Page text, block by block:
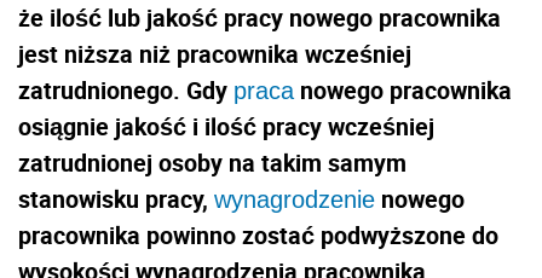
że ilość lub jakość pracy nowego pracownika
jest niższa niż pracownika wcześniej
zatrudnionego. Gdy pracanowego pracownika
osiągnie jakość i ilość pracy wcześniej
zatrudnionej osoby na takim samym
stanowisku pracy, wynagrodzenie nowego
pracownika powinno zostać podwyższone do